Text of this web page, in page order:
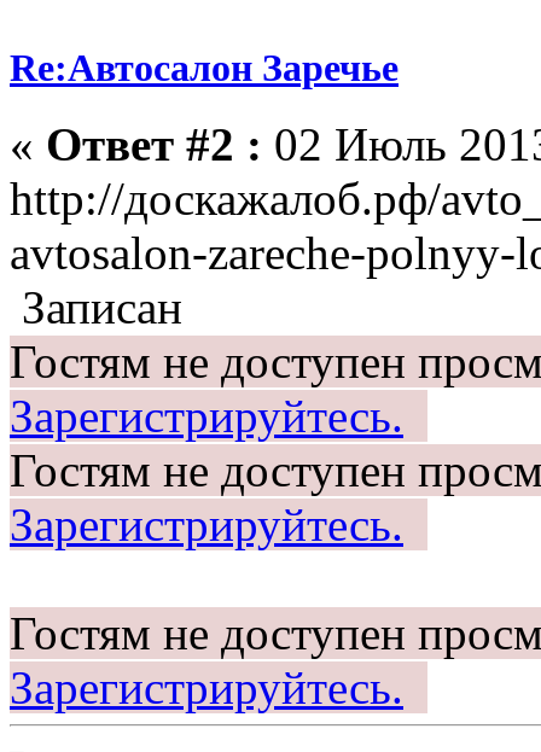
Re:Автосалон Заречье
« Ответ #2 : 02 Июль
http://доскажалоб.рф/
avtosalon-zareche-
Записан
Гостям не доступен
Зарегистрируйтесь.
Гостям не доступен
Зарегистрируйтесь.
Гостям не доступен
Зарегистрируйтесь.